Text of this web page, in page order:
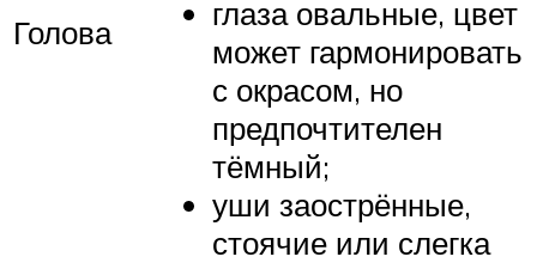
Голова
глаза овальные, цвет
может гармонировать
с окрасом, но
предпочтителен
тёмный;
уши заострённые,
стоячие или слегка